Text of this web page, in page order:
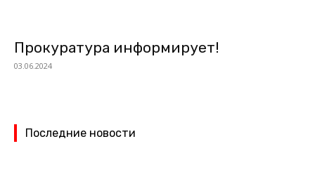
Прокуратура информирует!
03.06.2024
Последние новости